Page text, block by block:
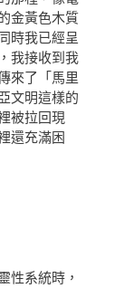
金黃色木質
時我已經呈
我接收到我
來了「馬里
文明這樣的
被拉回現
還充滿困
性系統時，